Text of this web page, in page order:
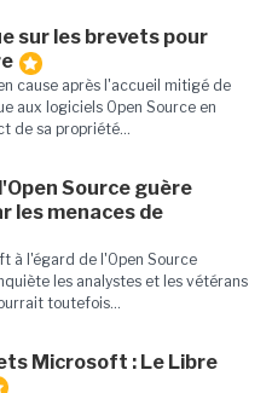
sur les brevets pour
cause après l'accueil mitigé de
aux logiciels Open Source en
de sa propriété...
Source guère
les menaces de
à l'égard de l'Open Source
les analystes et les vétérans
toutefois...
Microsoft : Le Libre